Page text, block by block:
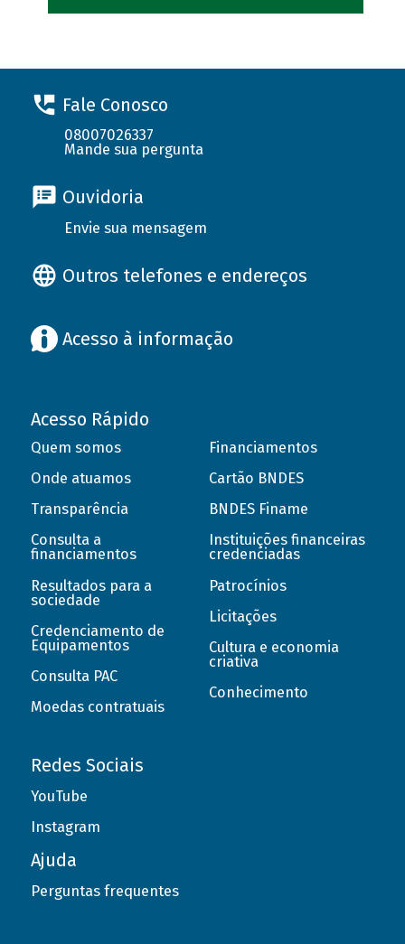
Fale Conosco
08007026337
Mande sua pergunta
Ouvidoria
Envie sua mensagem
Outros telefones e endereços
Acesso à informação
Acesso Rápido
Quem somos
Onde atuamos
Transparência
Consulta a
financiamentos
Resultados para a
sociedade
Credenciamento de
Equipamentos
Consulta PAC
Moedas contratuais
Financiamentos
Cartão BNDES
BNDES Finame
Instituições financeiras
credenciadas
Patrocínios
Licitações
Cultura e economia
criativa
Conhecimento
Redes Sociais
YouTube
Instagram
Ajuda
Perguntas frequentes